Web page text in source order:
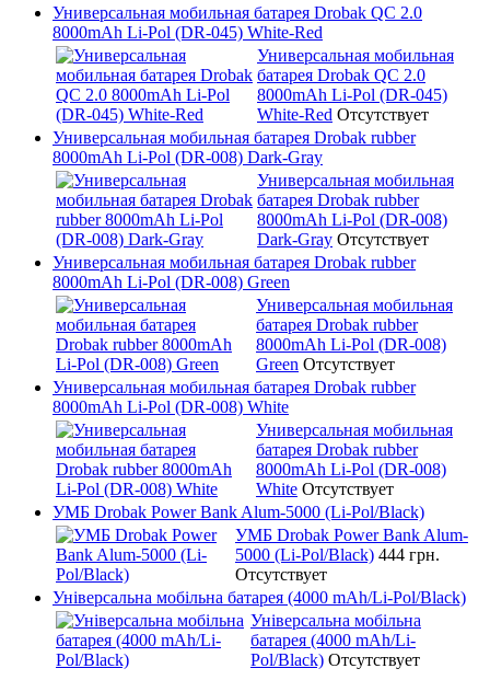
Универсальная мобильная батарея Drobak QC 2.0
8000mAh Li-Pol (DR-045) White-Red
Универсальная мобильная
батарея Drobak QC 2.0
8000mAh Li-Pol (DR-045)
White-Red Отсутствует
Универсальная мобильная батарея Drobak rubber
8000mAh Li-Pol (DR-008) Dark-Gray
Универсальная мобильная
батарея Drobak rubber
8000mAh Li-Pol (DR-008)
Dark-Gray Отсутствует
Универсальная мобильная батарея Drobak rubber
8000mAh Li-Pol (DR-008) Green
Универсальная мобильная
батарея Drobak rubber
8000mAh Li-Pol (DR-008)
Green Отсутствует
Универсальная мобильная батарея Drobak rubber
8000mAh Li-Pol (DR-008) White
Универсальная мобильная
батарея Drobak rubber
8000mAh Li-Pol (DR-008)
White Отсутствует
УМБ Drobak Power Bank Alum-5000 (Li-Pol/Black)
УМБ Drobak Power Bank Alum-
5000 (Li-Pol/Black) 444 грн.
Отсутствует
Універсальна мобільна батарея (4000 mAh/Li-Pol/Black)
Універсальна мобільна
батарея (4000 mAh/Li-
Pol/Black) Отсутствует